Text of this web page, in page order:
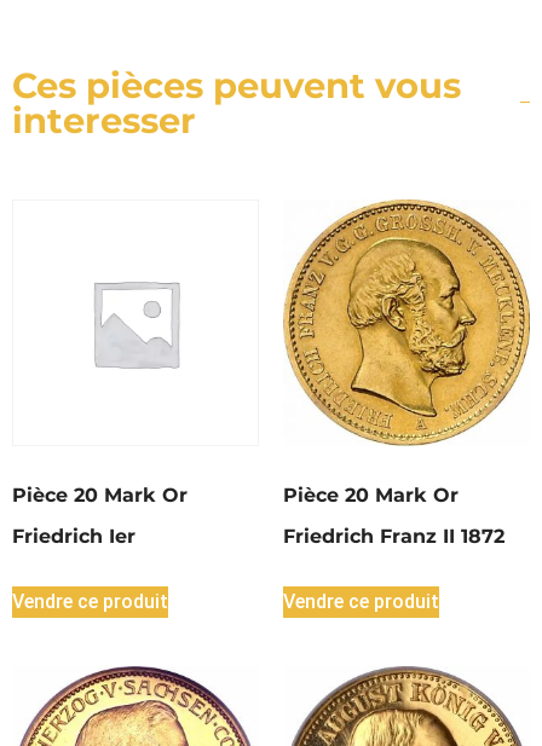
Ces pièces peuvent vous
interesser
Pièce 20 Mark Or
Friedrich Ier
Vendre ce produit
Pièce 20 Mark Or
Friedrich Franz II 1872
Vendre ce produit